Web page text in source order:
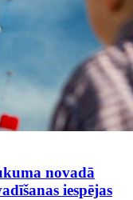
novadā
iespējas